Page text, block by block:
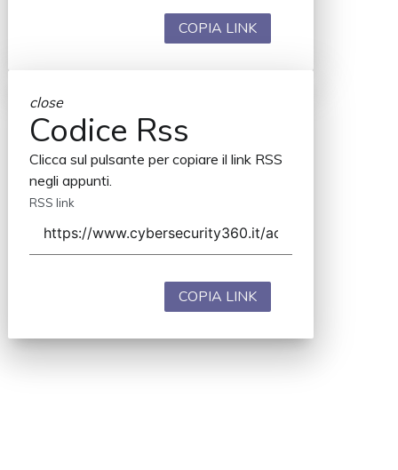
COPIA LINK
close
Codice Rss
Clicca sul pulsante per copiare il link RSS
negli appunti.
RSS link
COPIA LINK